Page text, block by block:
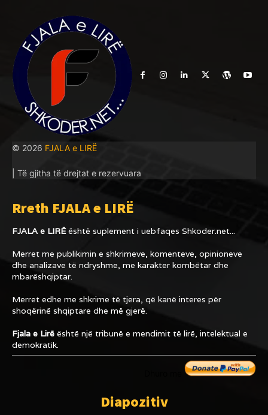
© 2026 FJALA e LIRË
| Të gjitha të drejtat e rezervuara
Rreth FJALA e LIRË
FJALA e LIRËështë suplement i uebfaqes Shkoder.net...
Merret me publikimin e shkrimeve, komenteve, opinioneve
dhe analizave të ndryshme, me karakter kombëtar dhe
mbarëshqiptar.
Merret edhe me shkrime të tjera, që kanë interes për
shoqërinë shqiptare dhe më gjerë.
Fjala e Lirë është një tribunë e mendimit të lirë, intelektual e
demokratik.
Diapozitiv